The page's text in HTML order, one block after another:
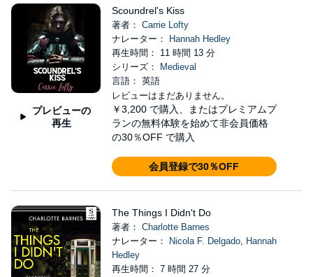
プレビューの
再生
Scoundrel's Kiss
著者： Carrie Lofty
ナレーター：
Hannah Hedley
再生時間： 11 時間 13 分
シリーズ：
Medieval
言語： 英語
レビューはまだありません。
￥3,200 で購入、またはプレミアムプ
ランの無料体験を始めて非会員価格
の30％OFF で購入
会員登録で30％OFF
The Things I Didn't Do
著者： Charlotte Barnes
ナレーター：
Nicola F. Delgado, Hannah
Hedley
再生時間： 7 時間 27 分